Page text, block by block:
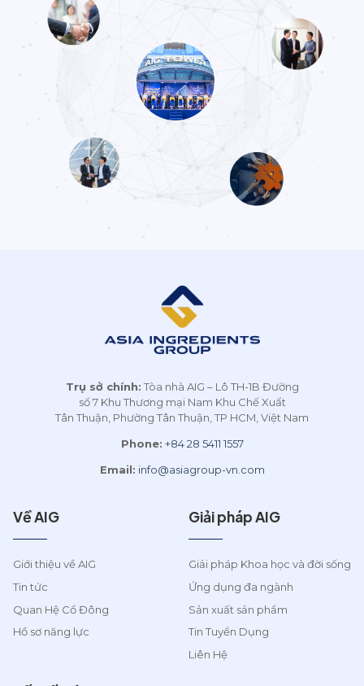
Trụ sở chính:Tòa nhà AIG – Lô TH-1B Đường
số 7 Khu Thương mại Nam Khu Chế Xuất
Tân Thuận, Phường Tân Thuận, TP HCM, Việt Nam
Phone: +84 28 5411 1557
Email: info@asiagroup-vn.com
Về AIG
Giới thiệu về AIG
Tin tức
Quan Hệ Cổ Đông
Hồ sơ năng lực
Giải pháp AIG
Giải pháp Khoa học và đời sống
Ứng dụng đa ngành
Sản xuất sản phẩm
Tin Tuyển Dụng
Liên Hệ